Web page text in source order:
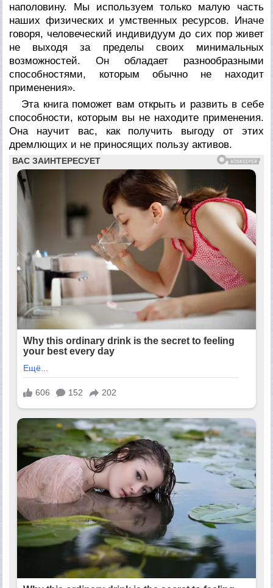
наполовину. Мы используем только малую часть
наших физических и умственных ресурсов. Иначе
говоря, человеческий индивидуум до сих пор живет
не выходя за пределы своих минимальных
возможностей. Он обладает разнообразными
способностями, которым обычно не находит
применения».
Эта книга поможет вам открыть и развить в себе
способности, которым вы не находите применения.
Она научит вас, как получить выгоду от этих
дремлющих и не приносящих пользу активов.